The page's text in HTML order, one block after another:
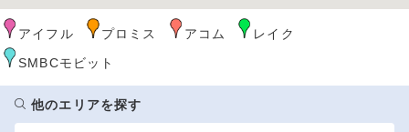
アイフル プロミス アコム
レイク
SMBCモビット
他のエリアを探す